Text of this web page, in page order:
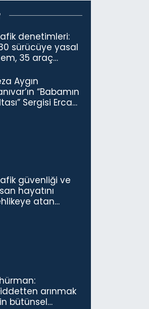
denetimleri:
sürücüye yasal
35 araç
Aygın
“Babamın
Sergisi Ercan
güvenliği ve
hayatını
atan
arınmak
bütünsel